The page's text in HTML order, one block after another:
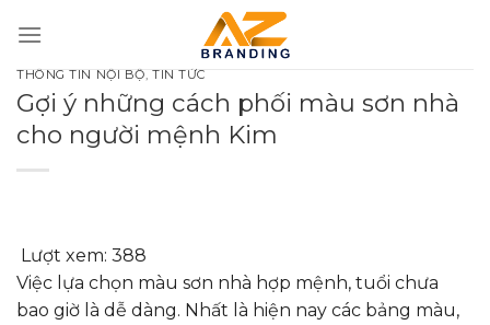
qua
nội
dung
THÔNG TIN NỘI BỘ,TIN TỨC
Gợi ý những cách phối màu sơn nhà
cho người mệnh Kim
Lượt xem: 388
Việc lựa chọn màu sơn nhà hợp mệnh, tuổi chưa
bao giờ là dễ dàng. Nhất là hiện nay các bảng màu,